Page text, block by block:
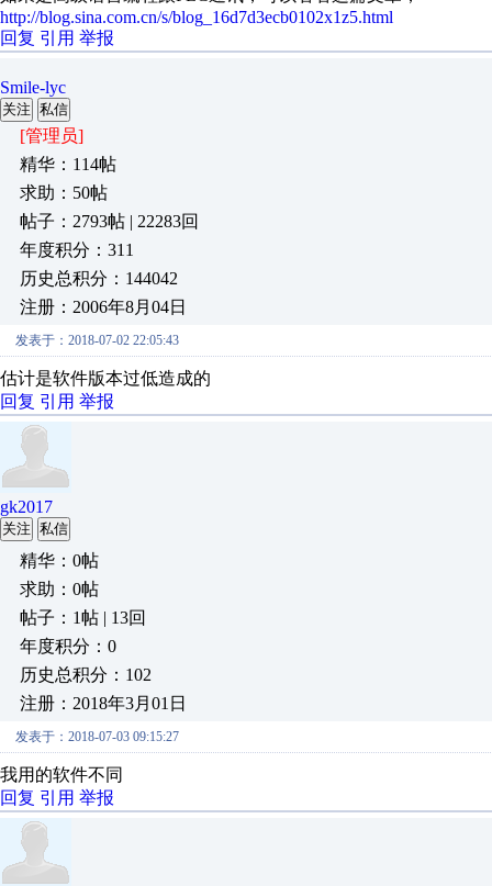
http://blog.sina.com.cn/s/blog_16d7d3ecb0102x1z5.html
回复 引用 举报
Smile-lyc
关注 私信
[管理员]
精华：114帖
求助：50帖
帖子：2793帖 | 22283回
年度积分：311
历史总积分：144042
注册：2006年8月04日
发表于：2018-07-02 22:05:43
估计是软件版本过低造成的
回复 引用 举报
gk2017
关注 私信
精华：0帖
求助：0帖
帖子：1帖 | 13回
年度积分：0
历史总积分：102
注册：2018年3月01日
发表于：2018-07-03 09:15:27
我用的软件不同
回复 引用 举报